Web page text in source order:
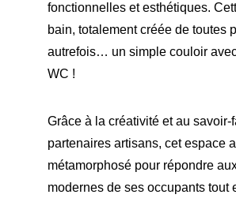
fonctionnelles et esthétiques.
bain, totalement créée de toutes
autrefois… un simple couloir
WC !
Grâce à la créativité et au savoir-
partenaires artisans, cet espace
métamorphosé pour répondre
modernes de ses occupants tout